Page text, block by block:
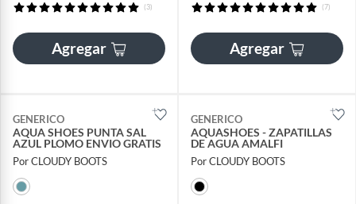
(3)
Agregar
(7)
Agregar
GENERICO
AQUA SHOES PUNTA SAL
AZUL PLOMO ENVIO GRATIS
Por CLOUDY BOOTS
GENERICO
AQUASHOES - ZAPATILLAS
DE AGUA AMALFI
Por CLOUDY BOOTS